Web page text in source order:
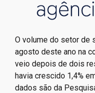
O volume do setor de
agosto deste ano na
veio depois de dois
havia crescido 1,4%
dados são da